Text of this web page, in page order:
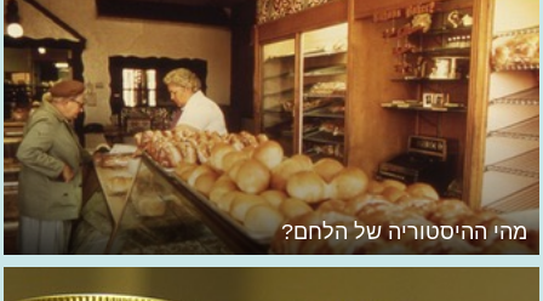
מהי ההיסטוריה של הלחם?